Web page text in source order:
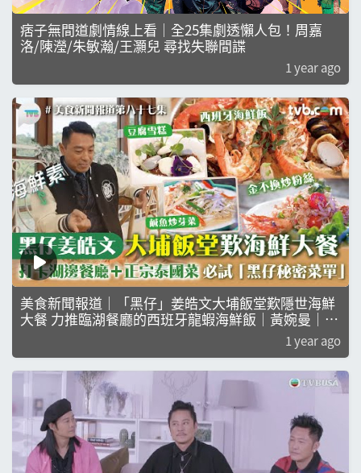
痞子無間道劇情線上看｜全25集劇透懶人包！周嘉
洛/陳瀅/朱敏瀚/王灝兒 尋找失聯間諜
1 year ago
美食新聞報道｜「黑仔」姜皓文大埔飯堂歎隱世海鮮
大餐 力推臨湖餐廳的西班牙龍蝦海鮮飯｜黃婉曼｜倪
1 year ago